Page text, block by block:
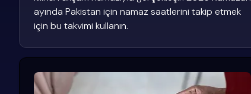
ayında Pakistan için namaz saatlerini takip etmek
için bu takvimi kullanın.